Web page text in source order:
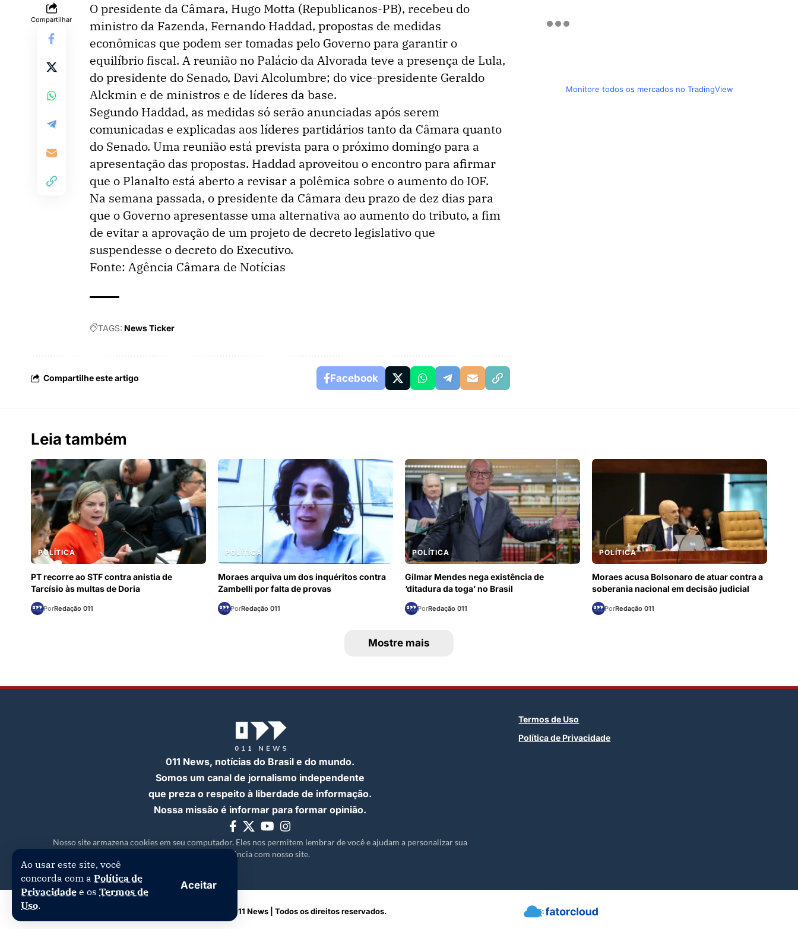
Ao usar este site, você
concorda com a Política de
Privacidade e os Termos de
Uso.
Aceitar
Compartilhar
O presidente da Câmara, Hugo Motta (Republicanos-PB), recebeu do
ministro da Fazenda, Fernando Haddad, propostas de medidas
econômicas que podem ser tomadas pelo Governo para garantir o
equilíbrio fiscal. A reunião no Palácio da Alvorada teve a presença de Lula,
do presidente do Senado, Davi Alcolumbre; do vice-presidente Geraldo
Alckmin e de ministros e de líderes da base.
Segundo Haddad, as medidas só serão anunciadas após serem
comunicadas e explicadas aos líderes partidários tanto da Câmara quanto
do Senado. Uma reunião está prevista para o próximo domingo para a
apresentação das propostas. Haddad aproveitou o encontro para afirmar
que o Planalto está aberto a revisar a polêmica sobre o aumento do IOF.
Na semana passada, o presidente da Câmara deu prazo de dez dias para
que o Governo apresentasse uma alternativa ao aumento do tributo, a fim
de evitar a aprovação de um projeto de decreto legislativo que
suspendesse o decreto do Executivo.
Fonte: Agência Câmara de Notícias
TAGS: News Ticker
Compartilhe este artigo Facebook
Monitore todos os mercados no TradingView
Leia também
POLÍTICA
PT recorre ao STF contra anistia de
Tarcísio às multas de Doria
PorRedação 011
POLÍTICA
Moraes arquiva um dos inquéritos contra
Zambelli por falta de provas
PorRedação 011
POLÍTICA
Gilmar Mendes nega existência de
‘ditadura da toga’ no Brasil
PorRedação 011
POLÍTICA
Moraes acusa Bolsonaro de atuar contra a
soberania nacional em decisão judicial
PorRedação 011
Mostre mais
011 News, notícias do Brasil e do mundo.
Somos um canal de jornalismo independente
que preza o respeito à liberdade de informação.
Nossa missão é informar para formar opinião.
Nosso site armazena cookies em seu computador. Eles nos permitem lembrar de você e ajudam a personalizar sua
experiência com nosso site.
Termos de Uso
Política de Privacidade
Copyright © 2026 | 011 News | Todos os direitos reservados.